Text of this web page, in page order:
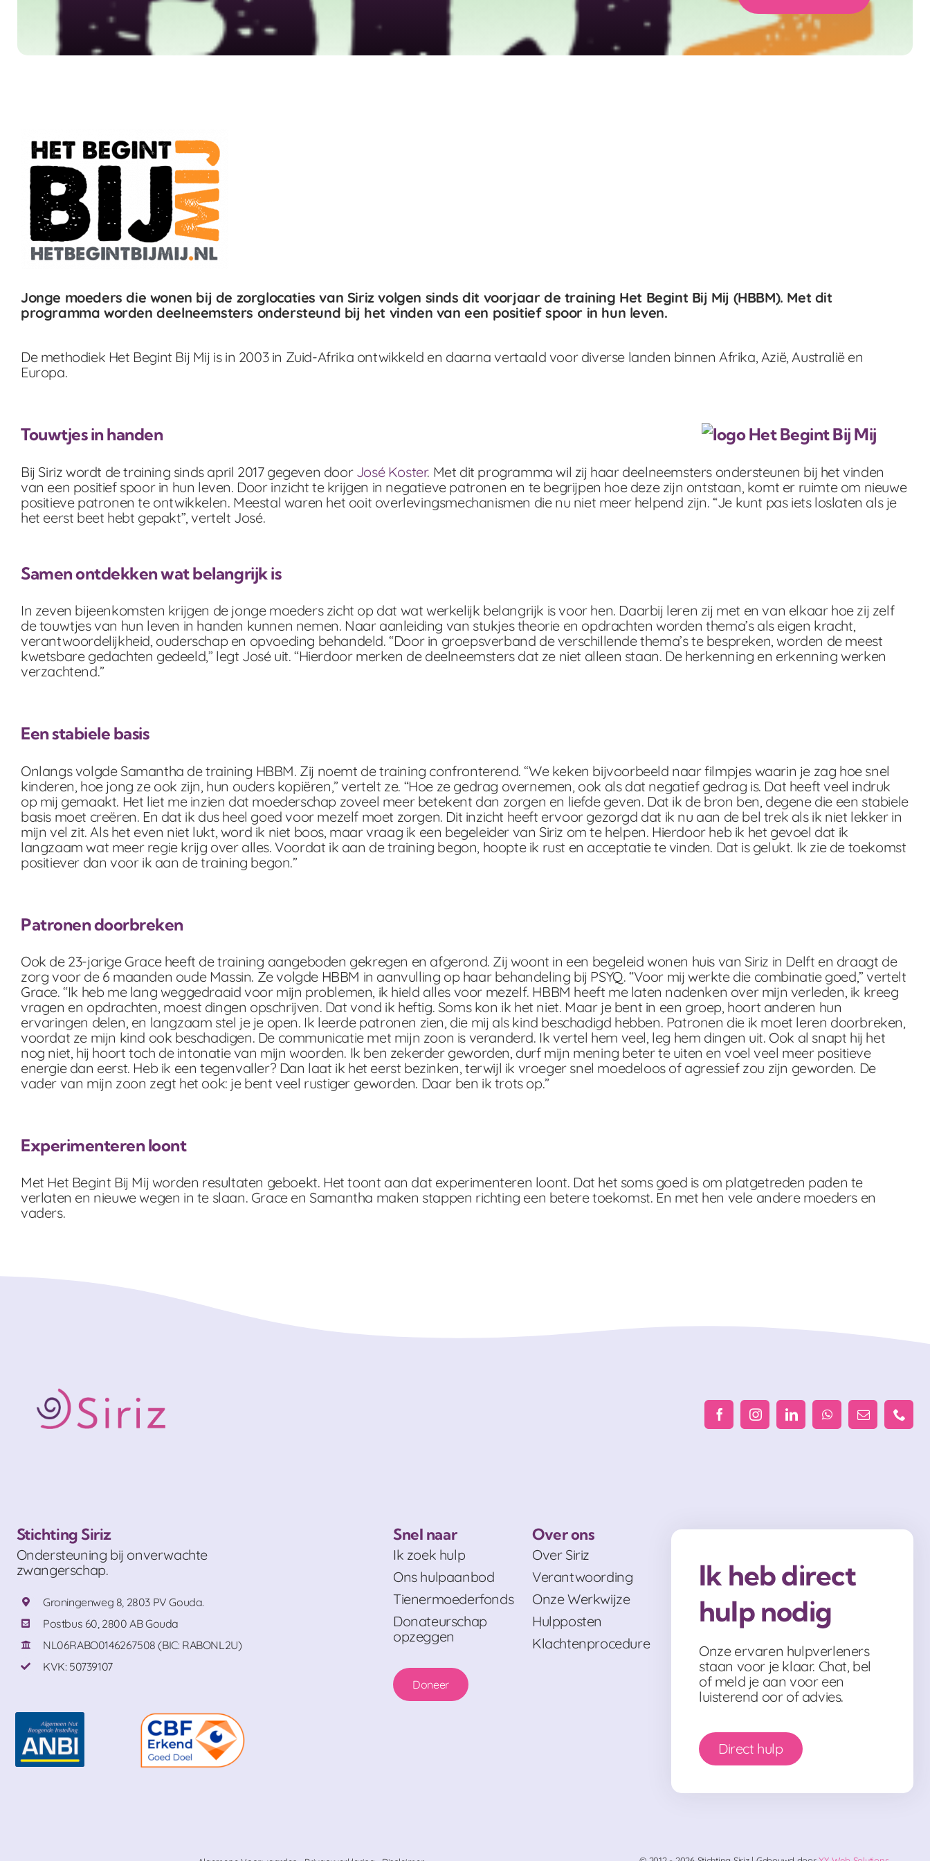
Jonge moeders die wonen bij de zorglocaties van Siriz volgen sinds dit voorjaar de training Het Begint Bij Mij (HBBM). Met dit
programma worden deelneemsters ondersteund bij het vinden van een positief spoor in hun leven.
De methodiek Het Begint Bij Mij is in 2003 in Zuid-Afrika ontwikkeld en daarna vertaald voor diverse landen binnen Afrika, Azië, Australië en
Europa.
Touwtjes in handen
Bij Siriz wordt de training sinds april 2017 gegeven door José Koster. Met dit programma wil zij haar deelneemsters ondersteunen bij het vinden
van een positief spoor in hun leven. Door inzicht te krijgen in negatieve patronen en te begrijpen hoe deze zijn ontstaan, komt er ruimte om nieuwe
positieve patronen te ontwikkelen. Meestal waren het ooit overlevingsmechanismen die nu niet meer helpend zijn. “Je kunt pas iets loslaten als je
het eerst beet hebt gepakt”, vertelt José.
Samen ontdekken wat belangrijk is
In zeven bijeenkomsten krijgen de jonge moeders zicht op dat wat werkelijk belangrijk is voor hen. Daarbij leren zij met en van elkaar hoe zij zelf
de touwtjes van hun leven in handen kunnen nemen. Naar aanleiding van stukjes theorie en opdrachten worden thema’s als eigen kracht,
verantwoordelijkheid, ouderschap en opvoeding behandeld. “Door in groepsverband de verschillende thema’s te bespreken, worden de meest
kwetsbare gedachten gedeeld,” legt José uit. “Hierdoor merken de deelneemsters dat ze niet alleen staan. De herkenning en erkenning werken
verzachtend.”
Een stabiele basis
Onlangs volgde Samantha de training HBBM. Zij noemt de training confronterend. “We keken bijvoorbeeld naar filmpjes waarin je zag hoe snel
kinderen, hoe jong ze ook zijn, hun ouders kopiëren,” vertelt ze. “Hoe ze gedrag overnemen, ook als dat negatief gedrag is. Dat heeft veel indruk
op mij gemaakt. Het liet me inzien dat moederschap zoveel meer betekent dan zorgen en liefde geven. Dat ik de bron ben, degene die een stabiele
basis moet creëren. En dat ik dus heel goed voor mezelf moet zorgen. Dit inzicht heeft ervoor gezorgd dat ik nu aan de bel trek als ik niet lekker in
mijn vel zit. Als het even niet lukt, word ik niet boos, maar vraag ik een begeleider van Siriz om te helpen. Hierdoor heb ik het gevoel dat ik
langzaam wat meer regie krijg over alles. Voordat ik aan de training begon, hoopte ik rust en acceptatie te vinden. Dat is gelukt. Ik zie de toekomst
positiever dan voor ik aan de training begon.”
Patronen doorbreken
Ook de 23-jarige Grace heeft de training aangeboden gekregen en afgerond. Zij woont in een begeleid wonen huis van Siriz in Delft en draagt de
zorg voor de 6 maanden oude Massin. Ze volgde HBBM in aanvulling op haar behandeling bij PSYQ. “Voor mij werkte die combinatie goed,” vertelt
Grace. “Ik heb me lang weggedraaid voor mijn problemen, ik hield alles voor mezelf. HBBM heeft me laten nadenken over mijn verleden, ik kreeg
vragen en opdrachten, moest dingen opschrijven. Dat vond ik heftig. Soms kon ik het niet. Maar je bent in een groep, hoort anderen hun
ervaringen delen, en langzaam stel je je open. Ik leerde patronen zien, die mij als kind beschadigd hebben. Patronen die ik moet leren doorbreken,
voordat ze mijn kind ook beschadigen. De communicatie met mijn zoon is veranderd. Ik vertel hem veel, leg hem dingen uit. Ook al snapt hij het
nog niet, hij hoort toch de intonatie van mijn woorden. Ik ben zekerder geworden, durf mijn mening beter te uiten en voel veel meer positieve
energie dan eerst. Heb ik een tegenvaller? Dan laat ik het eerst bezinken, terwijl ik vroeger snel moedeloos of agressief zou zijn geworden. De
vader van mijn zoon zegt het ook: je bent veel rustiger geworden. Daar ben ik trots op.”
Experimenteren loont
Met Het Begint Bij Mij worden resultaten geboekt. Het toont aan dat experimenteren loont. Dat het soms goed is om platgetreden paden te
verlaten en nieuwe wegen in te slaan. Grace en Samantha maken stappen richting een betere toekomst. En met hen vele andere moeders en
vaders.
Stichting Siriz
Ondersteuning bij onverwachte
zwangerschap.
Groningenweg 8, 2803 PV Gouda.
Postbus 60, 2800 AB Gouda
NL06RABO0146267508 (BIC: RABONL2U)
KVK: 50739107
Snel naar
Ik zoek hulp
Ons hulpaanbod
Tienermoederfonds
Donateurschap
opzeggen
Doneer
Over ons
Over Siriz
Verantwoording
Onze Werkwijze
Hulpposten
Klachtenprocedure
Ik heb direct
hulp nodig
Onze ervaren hulpverleners
staan voor je klaar. Chat, bel
of meld je aan voor een
luisterend oor of advies.
Direct hulp